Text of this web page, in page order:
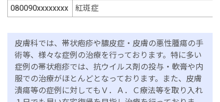
080090xxxxxxxx
紅斑症
皮膚科では、帯状疱疹や膿皮症・皮膚の悪性腫瘍の手
術等、様々な症例の治療を行っております。特に多い
症例の帯状疱疹では、抗ウイルス剤の投与・軟膏や内
服での治療がほとんどとなっております。また、皮膚
潰瘍等の症例に対してもＶ．Ａ．Ｃ療法等を取り入れ